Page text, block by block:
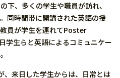
下、多くの学生や職員が訪れ、
同時間帯に開講された英語の授
員が学生を連れてPoster
学生らと英語によるコミュニケー
来日した学生からは、日常とは